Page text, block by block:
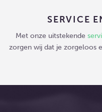
SERVICE
Met onze uitstekende
zorgen wij dat je zorgeloos